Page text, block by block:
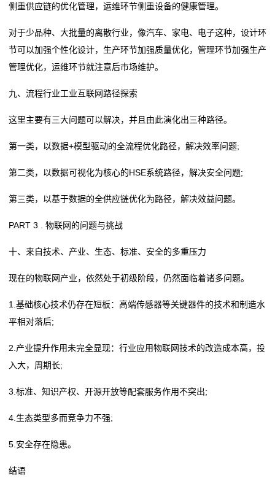
侧重供应链的优化管理，运维环节侧重设备的健康管理。
对于少品种、大批量的离散行业，像汽车、家电、电子这种，设计环
节可以加强个性化设计，生产环节加强质量优化，管理环节加强生产
管理优化，运维环节就注意后市场维护。
九、流程行业工业互联网路径探索
这里主要有三大问题可以解决，并且由此演化出三种路径。
第一类，以数据+模型驱动的全流程优化路径，解决效率问题;
第二类，以数据可视化为核心的HSE系统路径，解决安全问题;
第三类，以基于数据的全供应链优化为路径，解决效益问题。
PART 3 . 物联网的问题与挑战
十、来自技术、产业、生态、标准、安全的多重压力
现在的物联网产业，依然处于初级阶段，仍然面临着诸多问题。
1.基础核心技术仍存在短板：高端传感器等关键器件的技术和制造水
平相对落后;
2.产业提升作用未完全显现：行业应用物联网技术的改造成本高，投
入大，周期长;
3.标准、知识产权、开源开放等配套服务作用不突出;
4.生态类型多而竞争力不强;
5.安全存在隐患。
结语